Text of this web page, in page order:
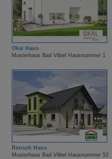
Okal Haus
Musterhaus Bad Vilbel Hausnummer 1
Rensch Haus
Musterhaus Bad Vilbel Hausnummer 52